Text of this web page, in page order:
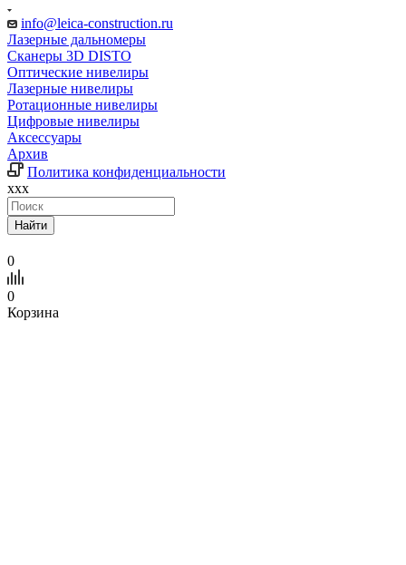
info@leica-construction.ru
Лазерные дальномеры
Сканеры 3D DISTO
Оптические нивелиры
Лазерные нивелиры
Ротационные нивелиры
Цифровые нивелиры
Аксессуары
Архив
Политика конфиденциальности
xxx
Найти
0
0
Корзина